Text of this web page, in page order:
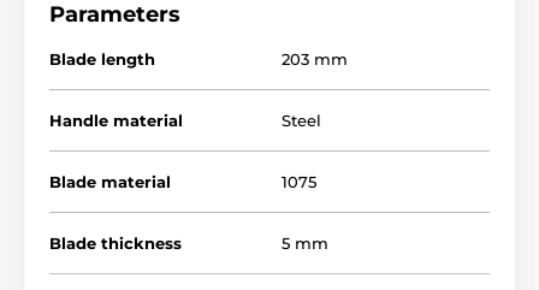
Solingenu v Německu. Postupem času výrobce
nástrojů zjistil, že je nezbytné rozšířit činnost do jiných
zemí, aby lépe sloužil svým zákazníkům. V roce 1964
výrobce vybudoval nový závod Imacasa v Santa Ana, El
Salvador a vybavil ho nejmodernější německou
technikou. V současnosti továrna produkuje kvalitní
mačety, nože, sekery, lopaty a další ruční nářadí té
Parameters
Blade length 203 mm
Handle material Steel
Blade material 1075
Blade thickness 5 mm